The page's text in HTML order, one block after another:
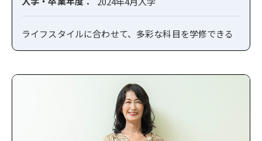
ライフスタイルに合わせて、多彩な科目を学修できる